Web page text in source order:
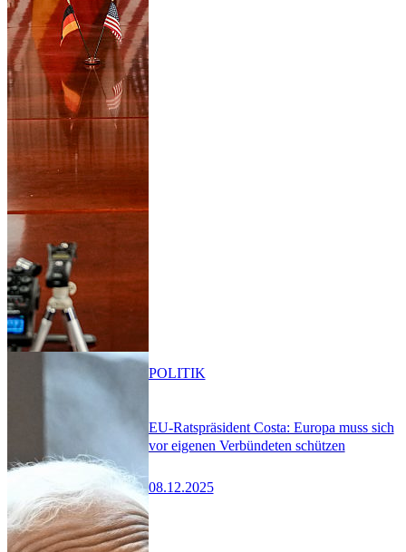
EU-Ratspräsident Costa: Europa muss sich
vor eigenen Verbündeten schützen
08.12.2025
POLITIK